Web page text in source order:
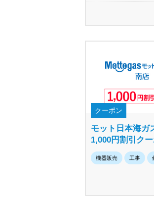
クーポン
モット日本海ガ
1,000円割引ク
機器販売 工事